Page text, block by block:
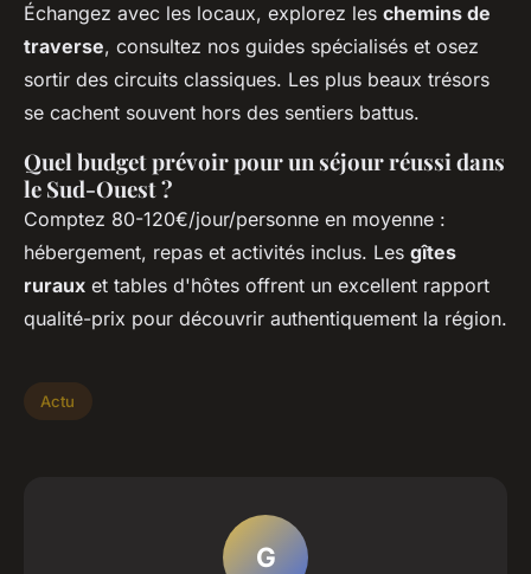
Échangez avec les locaux, explorez les chemins de
traverse, consultez nos guides spécialisés et osez
sortir des circuits classiques. Les plus beaux trésors
se cachent souvent hors des sentiers battus.
Quel budget prévoir pour un séjour réussi dans
le Sud-Ouest ?
Comptez 80-120€/jour/personne en moyenne :
hébergement, repas et activités inclus. Les gîtes
ruraux et tables d'hôtes offrent un excellent rapport
qualité-prix pour découvrir authentiquement la région.
Actu
G